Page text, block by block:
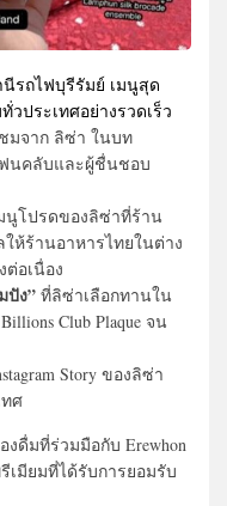
รถไฟบุรีรัมย์ เมนูสุด
ประเทศอย่างรวดเร็ว
มจาก ลิซ่า ในบท
นคลับและผู้ชื่นชอบ
นูโปรดของลิซ่าที่ร้าน
ห้ร้านอาหารไทยในต่าง
อเนื่อง
ปัง” ที่ลิซ่าเลือกทานใน
Club Plaque จน
Story ของลิซ่า
ศ
งดื่มที่ร่วมมือกับ Erewhon
เมียมที่ได้รับการยอมรับ